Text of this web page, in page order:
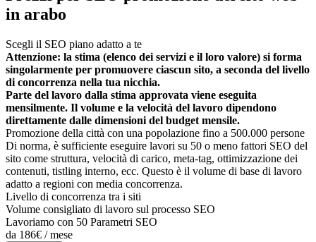
in arabo
Scegli il SEO piano adatto a te
Attenzione: la stima (elenco dei servizi e il loro valore) si forma
singolarmente per promuovere ciascun sito, a seconda del livello
di concorrenza nella tua nicchia.
Parte del lavoro dalla stima approvata viene eseguita
mensilmente. Il volume e la velocità del lavoro dipendono
direttamente dalle dimensioni del budget mensile.
Promozione della città con una popolazione fino a 500.000 persone
Di norma, è sufficiente eseguire lavori su 50 o meno fattori SEO del
sito come struttura, velocità di carico, meta-tag, ottimizzazione dei
contenuti, tistling interno, ecc. Questo è il volume di base di lavoro
adatto a regioni con media concorrenza.
Livello di concorrenza tra i siti
Volume consigliato di lavoro sul processo SEO
Lavoriamo con 50 Parametri SEO
da 186€ / mese